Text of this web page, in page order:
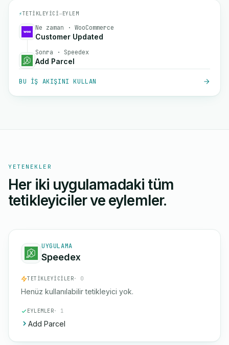
⚡TETIKLEYICI→EYLEM
Ne zaman · WooCommerce
Customer Updated
Sonra · Speedex
Add Parcel
BU IŞ AKIŞINI KULLAN
YETENEKLER
Her iki uygulamadaki tüm
tetikleyiciler ve eylemler.
UYGULAMA
Speedex
TETIKLEYICILER· 0
Henüz kullanılabilir tetikleyici yok.
EYLEMLER· 1
Add Parcel